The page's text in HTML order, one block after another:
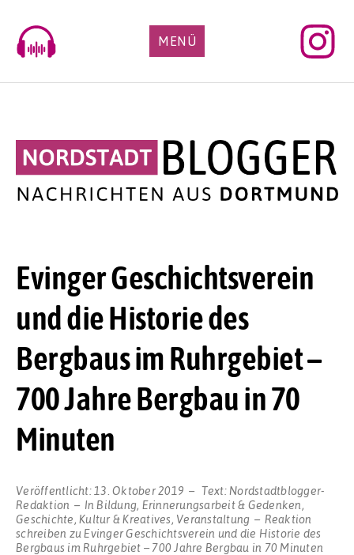
content
MENÜ
Evinger Geschichtsverein
und die Historie des
Bergbaus im Ruhrgebiet –
700 Jahre Bergbau in 70
Minuten
Veröffentlicht: 13. Oktober 2019 Text: Nordstadtblogger-
Redaktion
In Bildung, Erinnerungsarbeit & Gedenken,
Geschichte, Kultur & Kreatives, Veranstaltung
Reaktion
schreiben zu Evinger Geschichtsverein und die Historie des
Bergbaus im Ruhrgebiet – 700 Jahre Bergbau in 70 Minuten